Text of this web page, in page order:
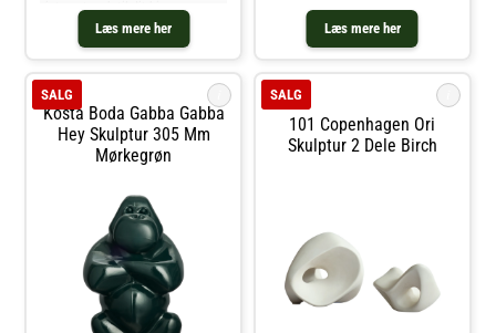
Læs mere her
det afslører en smag for enkelhed.
Mobil leveres omhyggeligt pakket
ind i en elegant blå æske præge
Læs mere her
Kosta Boda Gabba Gabba
Hey Skulptur 305 Mm
Mørkegrøn
SALG
101 Copenhagen Ori
Skulptur 2 Dele Birch
SALG